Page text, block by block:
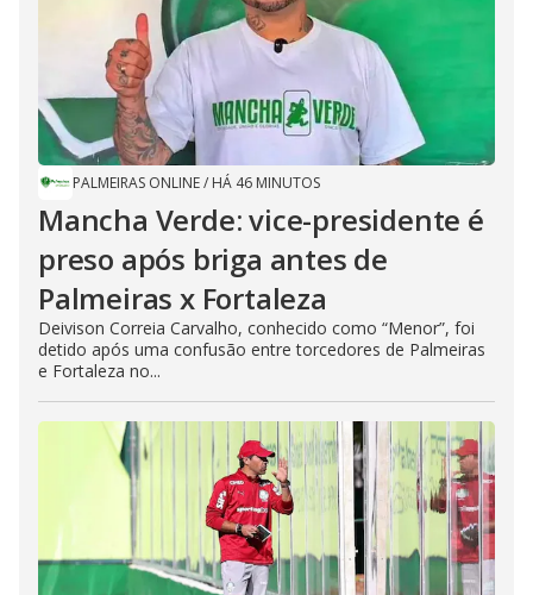
PALMEIRAS ONLINE/ HÁ 46 MINUTOS
Mancha Verde: vice-presidente é
preso após briga antes de
Palmeiras x Fortaleza
Deivison Correia Carvalho, conhecido como “Menor”, foi
detido após uma confusão entre torcedores de Palmeiras
e Fortaleza no...